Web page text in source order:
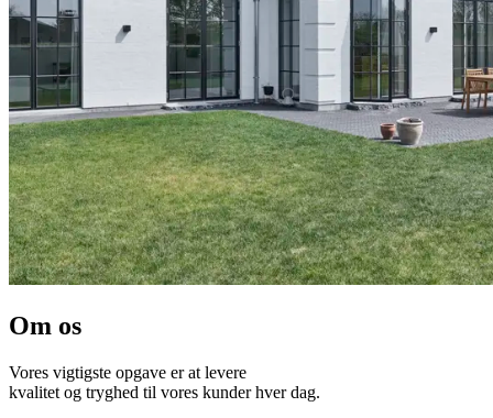
Om os
Vores vigtigste opgave er at levere
kvalitet og tryghed til vores kunder hver dag.